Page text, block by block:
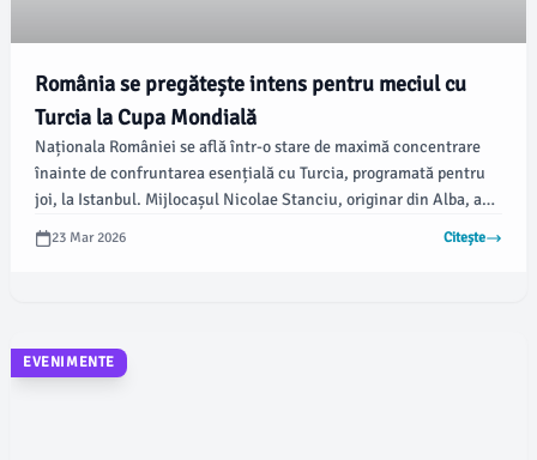
România se pregătește intens pentru meciul cu
Turcia la Cupa Mondială
Naționala României se află într-o stare de maximă concentrare
înainte de confruntarea esențială cu Turcia, programată pentru
joi, la Istanbul. Mijlocașul Nicolae Stanciu, originar din Alba, a
declarat că echipa va lăsa „totul pe teren” pentru a încerca
obținerea calificării la turneul final mondial, având în vedere
23 Mar 2026 Citește
EVENIMENTE